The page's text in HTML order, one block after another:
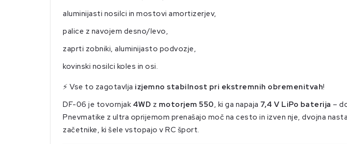
aluminijasti nosilci in mostovi amortizerjev,
palice z navojem desno/levo,
zaprti zobniki, aluminijasto podvozje,
kovinski nosilci koles in osi.
⚡ Vse to zagotavlja izjemno stabilnost pri ekstremnih obremenitvah!
DF-06 je tovornjak 4WD z motorjem 550, ki ga napaja 7,4 V LiPo baterija –
Pnevmatike z ultra oprijemom prenašajo moč na cesto in izven nje, dvojna
začetnike, ki šele vstopajo v RC šport.